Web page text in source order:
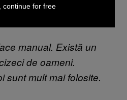
al lui Michael
manual. Există un
de oameni.
sunt mult mai folosite.
continue for free